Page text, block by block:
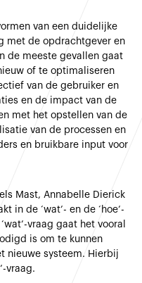
van een duidelijke
met de opdrachtgever en
de meeste gevallen gaat
of te optimaliseren
van de gebruiker en
en de impact van de
met het opstellen van de
van de processen en
en bruikbare input voor
Mast, Annabelle Dierick
in de ‘wat’- en de ‘hoe’-
vraag gaat het vooral
is om te kunnen
nieuwe systeem. Hierbij
vraag.